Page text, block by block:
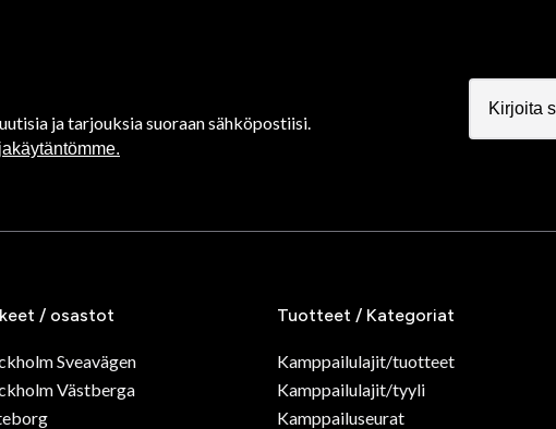
ja tarjouksia suoraan sähköpostiisi.
/ osastot
Sveavägen
Västberga
Tuotteet / Kategoriat
Kamppailulajit/tuotteet
Kamppailulajit/tyyli
Kamppailuseurat